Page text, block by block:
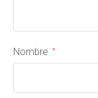
Nombre *